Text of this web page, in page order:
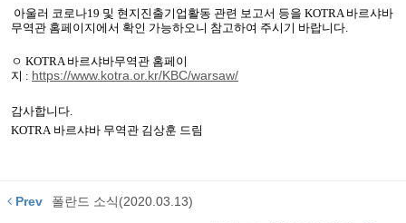
아울러 코로나19 및 현지진출기업활동 관련 보고서 등을 KOTRA바르샤바
무역관 홈페이지에서 확인 가능하오니 참고하여 주시기 바랍니다.
ㅇ KOTRA바르샤바무역관 홈페이
지 : https://www.kotra.or.kr/KBC/warsaw/
감사합니다.
KOTRA 바르샤바 무역관 김상훈 드림
Prev 폴란드 소식(2020.03.13)